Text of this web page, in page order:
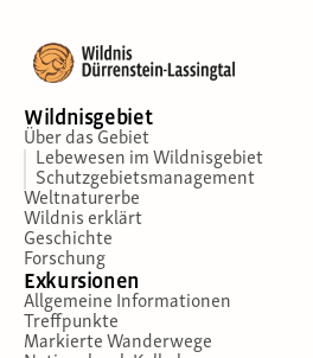
Wildnisgebiet
Über das Gebiet
Lebewesen im Wildnisgebiet
Schutzgebietsmanagement
Weltnaturerbe
Wildnis erklärt
Geschichte
Forschung
Exkursionen
Allgemeine Informationen
Treffpunkte
Markierte Wanderwege